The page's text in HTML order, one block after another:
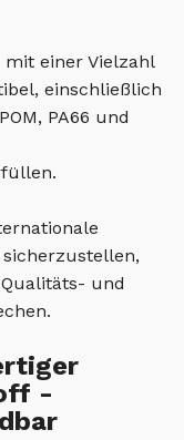
mit einer Vielzahl
einschließlich
PA66 und
sicherzustellen,
und
-